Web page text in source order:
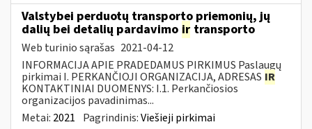
Valstybei perduotų transporto priemonių, jų
dalių bei detalių pardavimo ir transporto
Web turinio sąrašas 2021-04-12
INFORMACIJA APIE PRADEDAMUS PIRKIMUS Paslaugų
pirkimai I. PERKANČIOJI ORGANIZACIJA, ADRESAS IR
KONTAKTINIAI DUOMENYS: I.1. Perkančiosios
organizacijos pavadinimas...
Metai: 2021 Pagrindinis:Viešieji pirkimai